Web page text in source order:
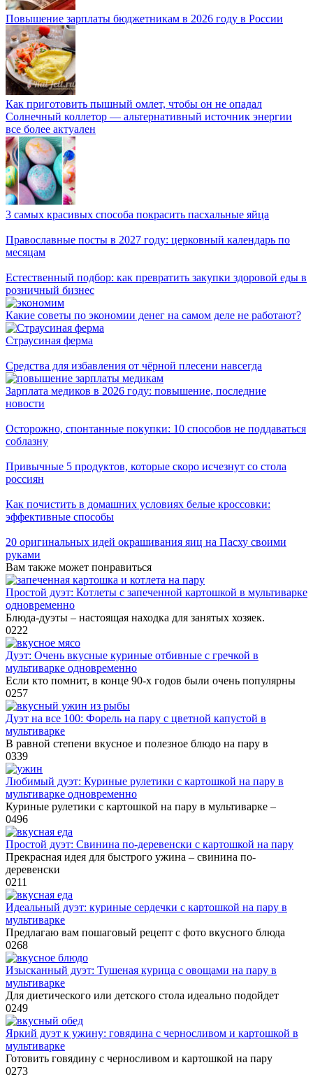
Повышение зарплаты бюджетникам в 2026 году в России
Как приготовить пышный омлет, чтобы он не опадал
Солнечный коллетор — альтернативный источник энергии
все более актуален
3 самых красивых способа покрасить пасхальные яйца
Православные посты в 2027 году: церковный календарь по
месяцам
Естественный подбор: как превратить закупки здоровой еды в
розничный бизнес
Какие советы по экономии денег на самом деле не работают?
Страусиная ферма
Средства для избавления от чёрной плесени навсегда
Зарплата медиков в 2026 году: повышение, последние
новости
Осторожно, спонтанные покупки: 10 способов не поддаваться
соблазну
Привычные 5 продуктов, которые скоро исчезнут со стола
россиян
Как почистить в домашних условиях белые кроссовки:
эффективные способы
20 оригинальных идей окрашивания яиц на Пасху своими
руками
Вам также может понравиться
Простой дуэт: Котлеты с запеченной картошкой в мультиварке
одновременно
Блюда-дуэты – настоящая находка для занятых хозяек.
0222
Дуэт: Очень вкусные куриные отбивные с гречкой в
мультиварке одновременно
Если кто помнит, в конце 90-х годов были очень популярны
0257
Дуэт на все 100: Форель на пару с цветной капустой в
мультиварке
В равной степени вкусное и полезное блюдо на пару в
0339
Любимый дуэт: Куриные рулетики с картошкой на пару в
мультиварке одновременно
Куриные рулетики с картошкой на пару в мультиварке –
0496
Простой дуэт: Свинина по-деревенски с картошкой на пару
Прекрасная идея для быстрого ужина – свинина по-
деревенски
0211
Идеальный дуэт: куриные сердечки с картошкой на пару в
мультиварке
Предлагаю вам пошаговый рецепт с фото вкусного блюда
0268
Изысканный дуэт: Тушеная курица с овощами на пару в
мультиварке
Для диетического или детского стола идеально подойдет
0249
Яркий дуэт к ужину: говядина с черносливом и картошкой в
мультиварке
Готовить говядину с черносливом и картошкой на пару
0273